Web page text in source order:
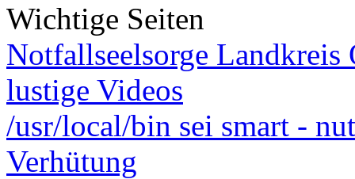
Wichtige Seiten
Notfallseelsorge Landkreis
lustige Videos
/usr/local/bin sei smart -
Verhütung